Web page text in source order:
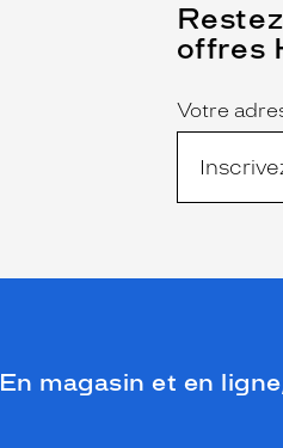
offres
Name
Votre
(Ce
champ
est
obligatoire)
En magasin et en